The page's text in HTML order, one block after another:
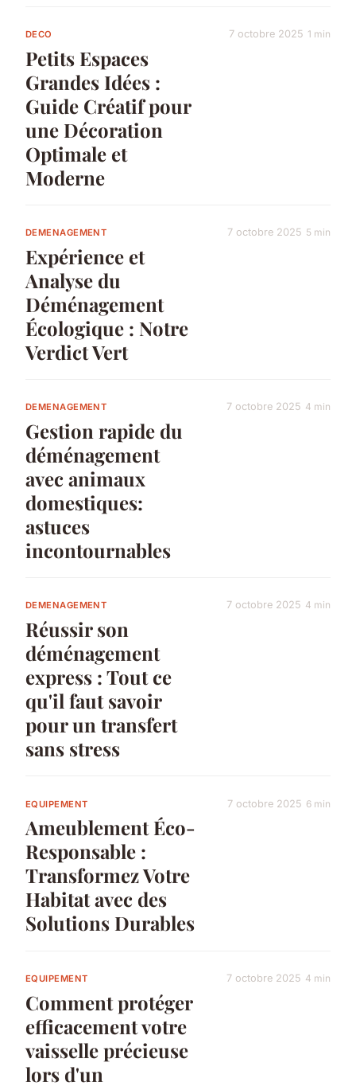
DECO
Petits Espaces
Grandes Idées :
Guide Créatif pour
une Décoration
Optimale et
Moderne
7 octobre 2025 1 min
DEMENAGEMENT
Expérience et
Analyse du
Déménagement
Écologique : Notre
Verdict Vert
7 octobre 2025 5 min
DEMENAGEMENT
Gestion rapide du
déménagement
avec animaux
domestiques:
astuces
incontournables
7 octobre 2025 4 min
DEMENAGEMENT
Réussir son
déménagement
express : Tout ce
qu'il faut savoir
pour un transfert
sans stress
7 octobre 2025 4 min
EQUIPEMENT
Ameublement Éco-
Responsable :
Transformez Votre
Habitat avec des
Solutions Durables
7 octobre 2025 6 min
EQUIPEMENT
Comment protéger
efficacement votre
vaisselle précieuse
lors d'un
7 octobre 2025 4 min